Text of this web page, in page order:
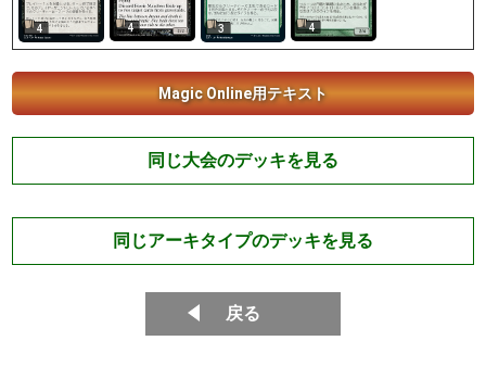
4 4 3 4
Magic Online用テキスト
同じ大会のデッキを見る
同じアーキタイプのデッキを見る
戻る